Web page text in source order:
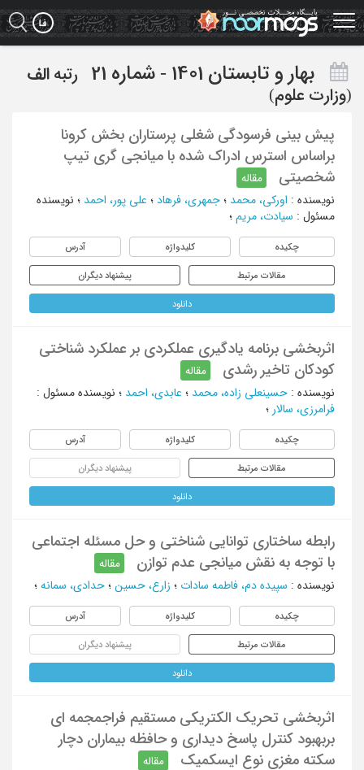
Skip
to
main
بهار و تابستان 1401 - شماره 21 رتبه الف
(وزارت علوم)
پیش بینی فرسودگی شغلی پرستاران بخش کرونا
براساس استرس ادراک شده با میانجی گری تیپ
شخصیتی
مقاله
نویسنده : اورکی، محمد ؛ جمهری، فرهاد ؛ علی پور، احمد ؛ نویسنده
مسئول : سیادت، مریم ؛
چکیده کلیدواژه آدرس
مقالات مرتبط پیشنهاد دیگران
دانلود
اثربخشی برنامه یادگیری عملکردی بر عملکرد شناختی
کودکان تاخیر رشدی
مقاله
نویسنده : حسینعلی زاده، محمد ؛ عابدی، احمد ؛ نویسنده مسئول :
فرامرزی، سالار ؛
چکیده کلیدواژه آدرس
مقالات مرتبط پیشنهاد دیگران
دانلود
رابطه ساختاری توانایی شناختی و حل مسئله اجتماعی
با توجه به نقش میانجی عدم توازن
مقاله
نویسنده : سپیده دم، فاطمه سادات ؛ زارع، حسین ؛ حدادی، سمانه ؛
چکیده کلیدواژه آدرس
مقالات مرتبط پیشنهاد دیگران
دانلود
اثربخشی تحریک الکتریکی مستقیم فراجمجمه ای
بربهبود کنترل پاسخ دیداری و حافظه بیماران دچار
سکته مغزی نوع ایسکمیک
مقاله